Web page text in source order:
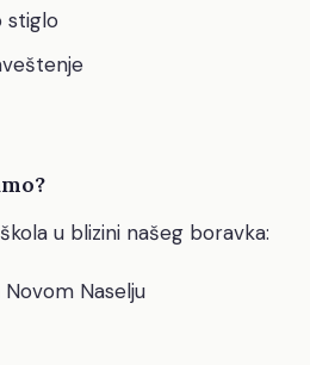
stiglo
u blizini našeg boravka:
Naselju